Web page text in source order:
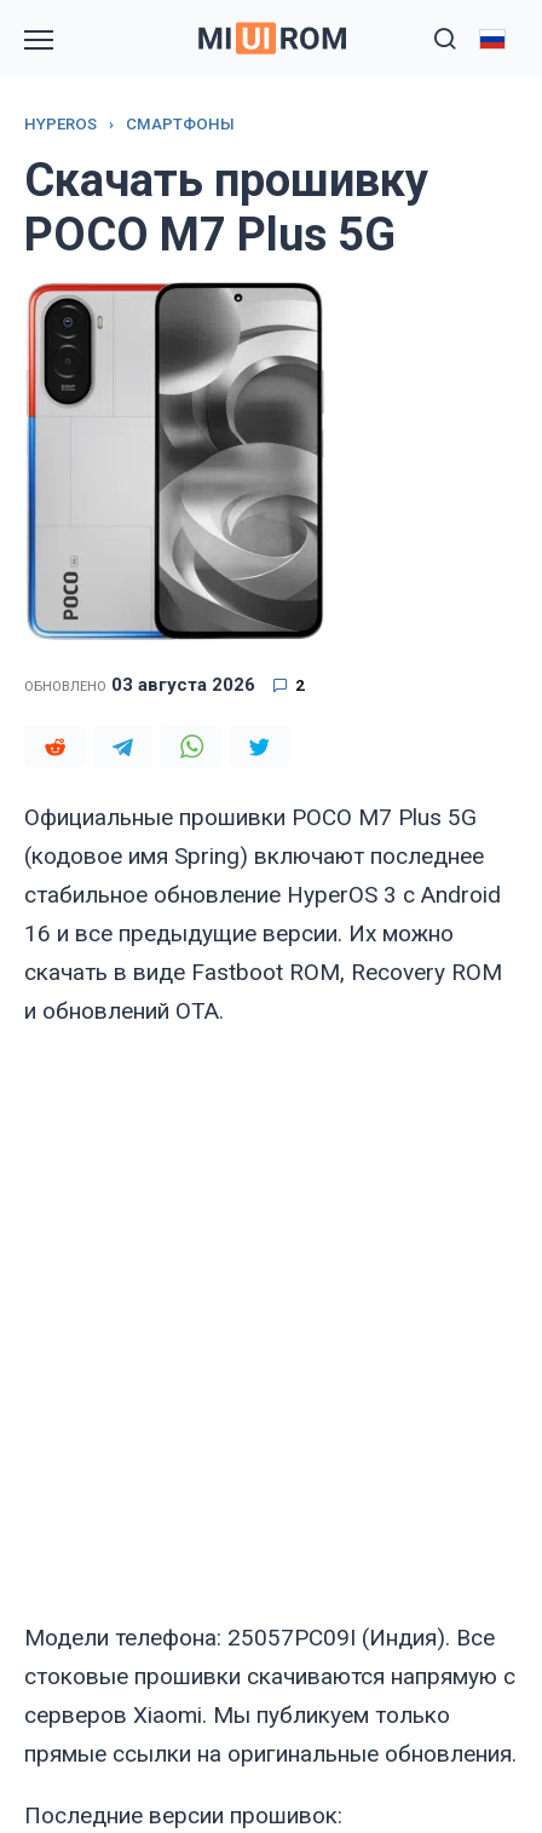
HYPEROS › СМАРТФОНЫ
Скачать прошивку
POCO M7 Plus 5G
ОБНОВЛЕНО 03 августа 2026 2
Официальные прошивки POCO M7 Plus 5G
(кодовое имя Spring) включают последнее
стабильное обновление HyperOS 3 с Android
16 и все предыдущие версии. Их можно
скачать в виде Fastboot ROM, Recovery ROM
и обновлений OTA.
Модели телефона: 25057PC09I (Индия). Все
стоковые прошивки скачиваются напрямую с
серверов Xiaomi. Мы публикуем только
прямые ссылки на оригинальные обновления.
Последние версии прошивок: